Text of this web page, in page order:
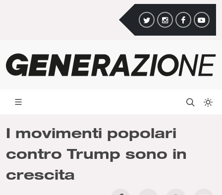
I movimenti popolari
contro Trump sono in
crescita